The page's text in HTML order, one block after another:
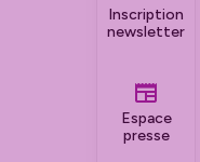
Inscription
newsletter
Espace
presse